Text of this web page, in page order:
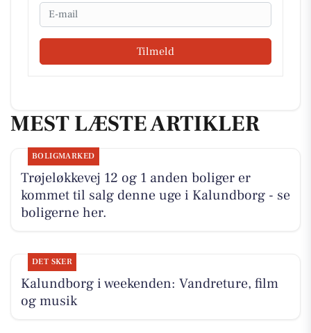
Email
Tilmeld
MEST LÆSTE ARTIKLER
BOLIGMARKED
Trøjeløkkevej 12 og 1 anden boliger er
kommet til salg denne uge i Kalundborg - se
boligerne her.
DET SKER
Kalundborg i weekenden: Vandreture, film
og musik